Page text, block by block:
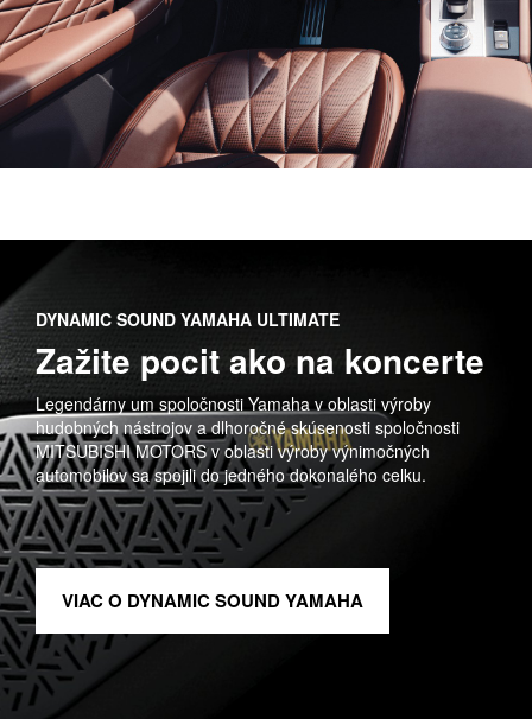
DYNAMIC SOUND YAMAHA ULTIMATE
Zažite pocit ako na koncerte
Legendárny um spoločnosti Yamaha v oblasti výroby
hudobných nástrojov a dlhoročné skúsenosti spoločnosti
MITSUBISHI MOTORS v oblasti výroby výnimočných
automobilov sa spojili do jedného dokonalého celku.
VIAC O DYNAMIC SOUND YAMAHA